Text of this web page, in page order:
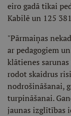
eiro gadā tikai
Kabilē un 125
"Pārmaiņas
ar pedagogiem
klātienes
rodot skaidrus
nodrošināšanai,
turpināšanai.
jaunas izglītības